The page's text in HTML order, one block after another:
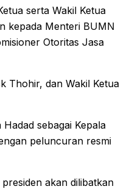
serta Wakil Ketua
kepada Menteri BUMN
Otoritas Jasa
Thohir, dan Wakil Ketua
sebagai Kepala
peluncuran resmi
akan dilibatkan